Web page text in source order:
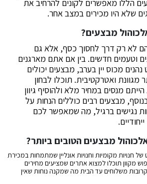
הללו מאפשרים לקונים להרחיב את
שלא היו מכירים במצב אחר.
מבצעים?
לא רק דרך לחסוך כסף, אלא גם
וטעמים חדשים. בין אם אתם מארגנים
מכוס יין בערב, מבצעים יכולים
מגוונת ואטרקטיבית. תוכלו לבחון
מנסים במחיר מלא ולהוסיף גיוון
מבצעים רבים כוללים הנחות על
נגישים ברגיל, מה שמאפשר לכם
מבצעים הטובים ביותר?
חנויות מקומיות וחנויות אונליין שמתמחות במכירת
מקוון תוכלו למצוא אתרים שמציעים מחירים
קרובות משלוחים עד הבית מה שמקנה נוחות שאין